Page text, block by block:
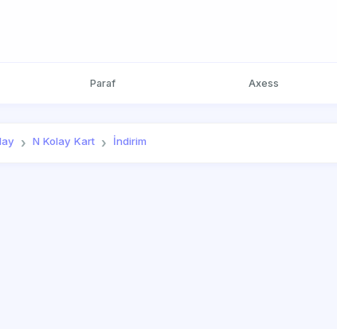
Paraf Axess
N Kolay Kart İndirim